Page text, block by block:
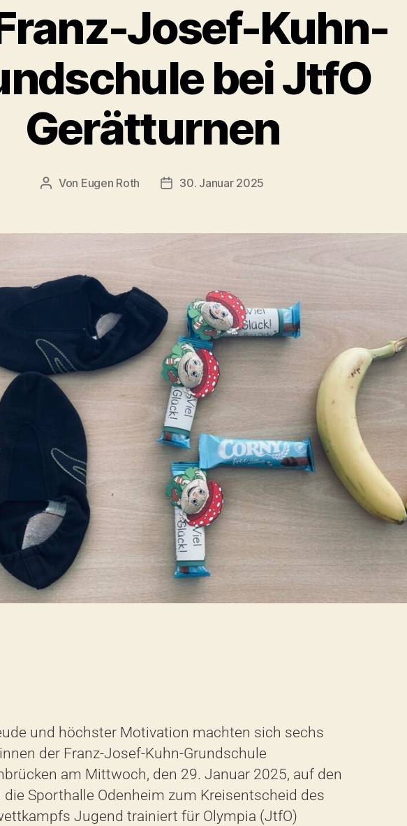
Josef-Kuhn-
bei JtfO
Gerätturnen
Von Eugen Roth 30. Januar 2025
und höchster Motivation machten sich sechs
der Franz-Josef-Kuhn-Grundschule
am Mittwoch, den 29. Januar 2025, auf den
die Sporthalle Odenheim zum Kreisentscheid des
Jugend trainiert für Olympia (JtfO)